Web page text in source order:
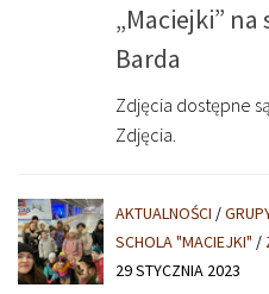
„Maciejki”
Barda
Zdjęcia dostępne
Zdjęcia.
AKTUALNOŚCI /
SCHOLA "MACIEJKI" /
29 STYCZNIA 2023